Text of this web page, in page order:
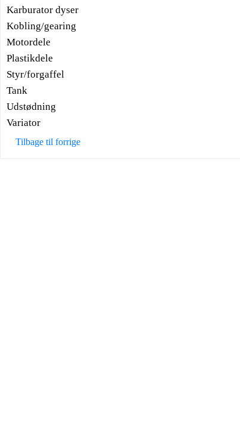
Karburator dyser
Kobling/gearing
Motordele
Plastikdele
Styr/forgaffel
Tank
Udstødning
Variator
Tilbage til forrige